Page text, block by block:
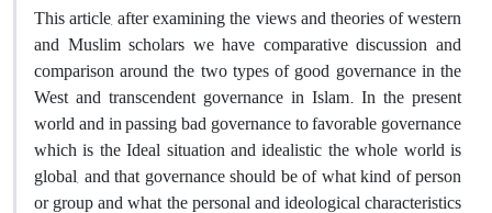
This article, after examining the views and theories of western
and Muslim scholars we have comparative discussion and
comparison around the two types of good governance in the
West and transcendent governance in Islam. In the present
world and in passing bad governance to favorable governance
which is the Ideal situation and idealistic the whole world is
global, and that governance should be of what kind of person
or group and what the personal and ideological characteristics